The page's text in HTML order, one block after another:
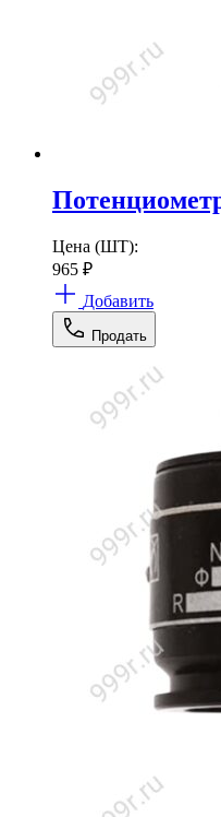
Цена (ШТ):
965 ₽
Добавить
Продать